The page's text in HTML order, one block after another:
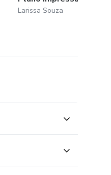
Larissa Souza